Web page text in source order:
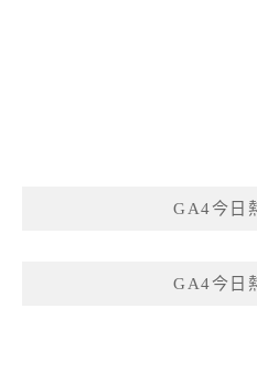
GA4今日
GA4今日